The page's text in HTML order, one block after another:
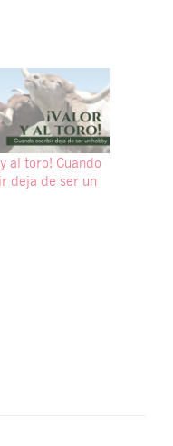
al toro! Cuando
deja de ser un